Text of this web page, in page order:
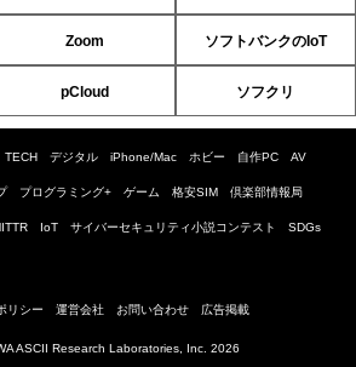
Zoom ソフトバンクのIoT
pCloud ソフクリ
TECH デジタル iPhone/Mac ホビー 自作PC AV
プログラミング+ ゲーム 格安SIM 倶楽部情報局
IoT サイバーセキュリティ小説コンテスト SDGs
リシー 運営会社 お問い合わせ 広告掲載
ASCII Research Laboratories, Inc. 2026